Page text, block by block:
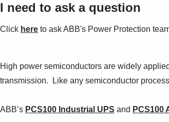
I need to ask a question
Click here to ask ABB's Power Protection
High power semiconductors are widely
transmission. Like any semiconductor
ABB’s PCS100 Industrial UPS and PCS100